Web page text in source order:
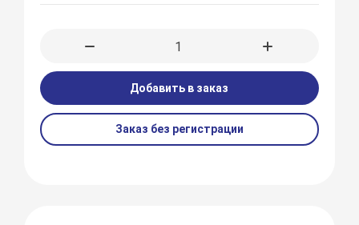
Добавить в заказ
Заказ без регистрации